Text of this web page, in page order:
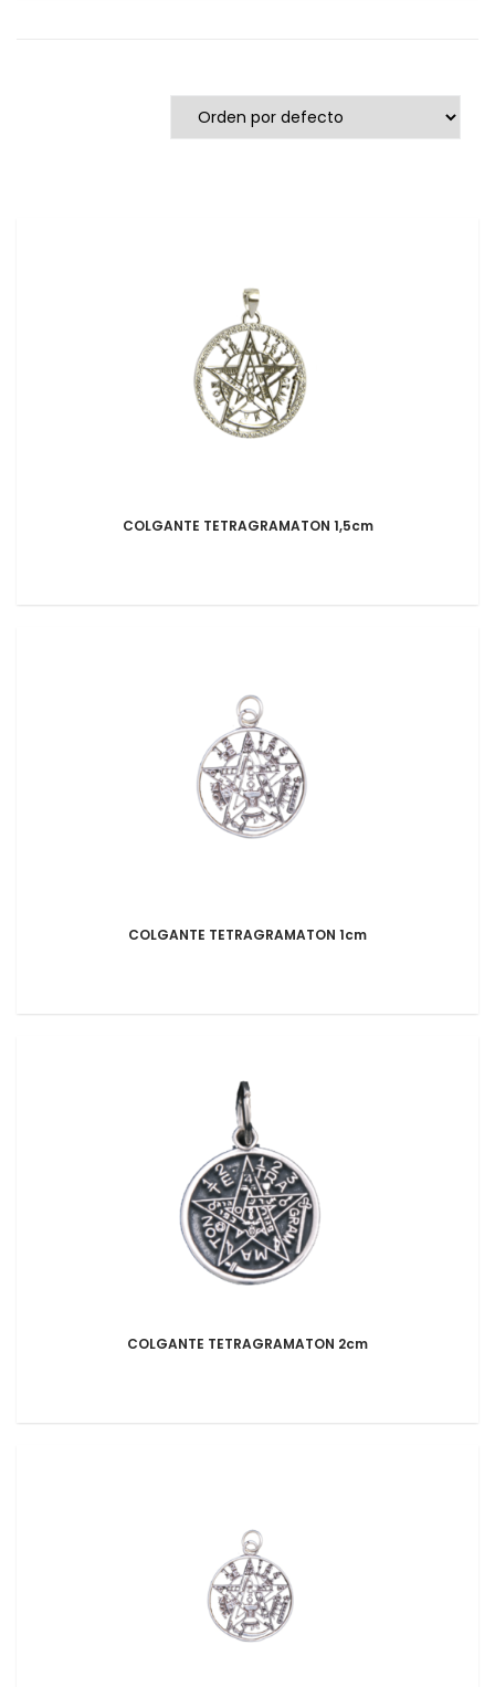
COLGANTE TETRAGRAMATON 1,5cm
COLGANTE TETRAGRAMATON 1cm
COLGANTE TETRAGRAMATON 2cm